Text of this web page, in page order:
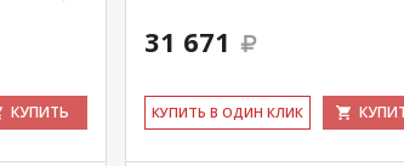
КУПИТЬ
31 671
КУ­ПИТЬ В ОДИН КЛИК